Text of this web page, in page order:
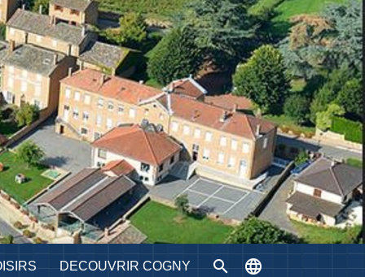
DECOUVRIR COGNY search language